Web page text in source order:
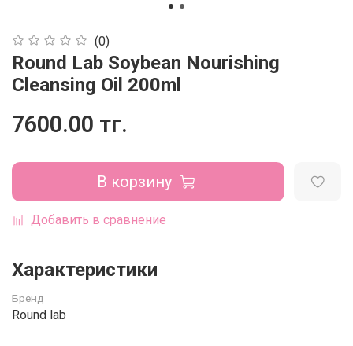
(0)
Round Lab Soybean Nourishing
Cleansing Oil 200ml
7600.00 тг.
В корзину
Добавить в сравнение
Характеристики
Бренд
Round lab